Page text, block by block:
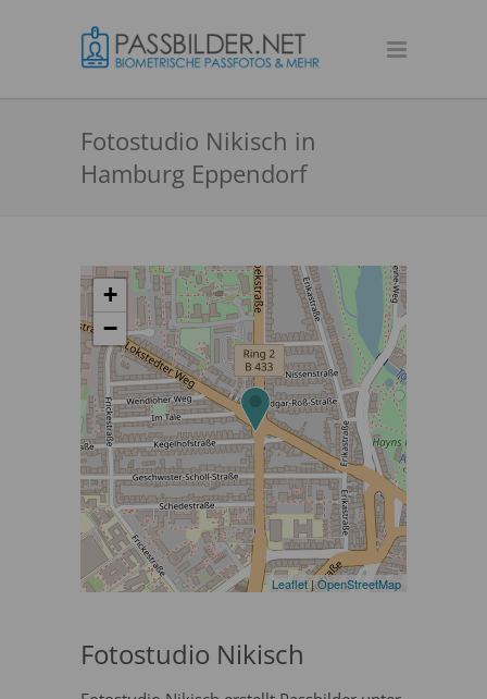
Fotostudio Nikisch in
Hamburg Eppendorf
+
−
Leaflet|OpenStreetMap
Fotostudio Nikisch